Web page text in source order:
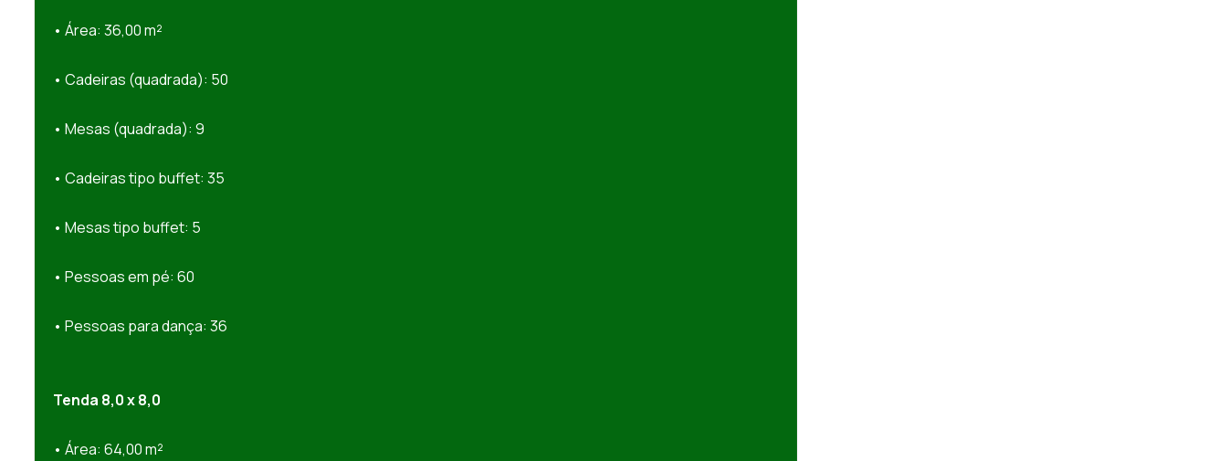
• Área: 36,00 m²
• Cadeiras (quadrada): 50
• Mesas (quadrada): 9
• Cadeiras tipo buffet: 35
• Mesas tipo buffet: 5
• Pessoas em pé: 60
• Pessoas para dança: 36
Tenda 8,0 x 8,0
• Área: 64,00 m²